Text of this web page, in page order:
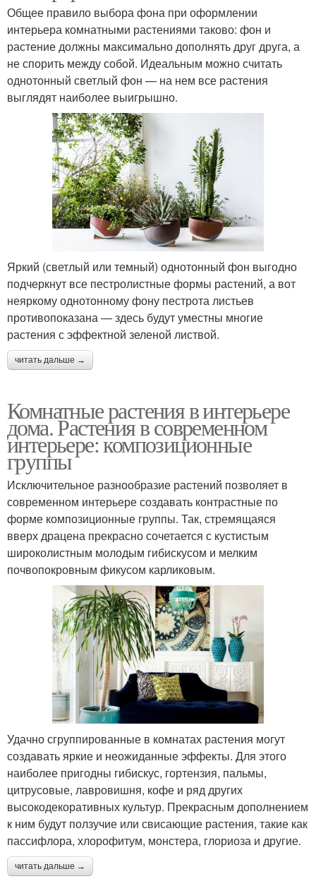
Общее правило выбора фона при оформлении
интерьера комнатными растениями таково: фон и
растение должны максимально дополнять друг друга, а
не спорить между собой. Идеальным можно считать
однотонный светлый фон — на нем все растения
выглядят наиболее выигрышно.
Яркий (светлый или темный) однотонный фон выгодно
подчеркнут все пестролистные формы растений, а вот
неяркому однотонному фону пестрота листьев
противопоказана — здесь будут уместны многие
растения с эффектной зеленой листвой.
читать дальше →
Комнатные растения в интерьере
дома. Растения в современном
интерьере: композиционные
группы
Исключительное разнообразие растений позволяет в
современном интерьере создавать контрастные по
форме композиционные группы. Так, стремящаяся
вверх драцена прекрасно сочетается с кустистым
широколистным молодым гибискусом и мелким
почвопокровным фикусом карликовым.
Удачно сгруппированные в комнатах растения могут
создавать яркие и неожиданные эффекты. Для этого
наиболее пригодны гибискус, гортензия, пальмы,
цитрусовые, лавровишня, кофе и ряд других
высокодекоративных культур. Прекрасным дополнением
к ним будут ползучие или свисающие растения, такие как
пассифлора, хлорофитум, монстера, глориоза и другие.
читать дальше →